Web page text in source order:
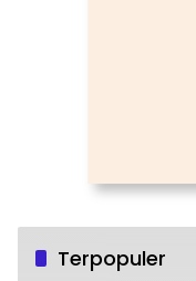
Terpopuler